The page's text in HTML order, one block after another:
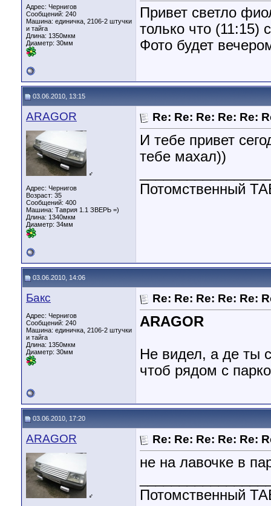
Адрес: Чернигов
Сообщений: 240
Машина: единичка, 2106-2 штучки
и тайга
Длина: 1350мкм
Диаметр: 30мм
Привет светло
только что
Фото будет
03.06.2010, 13:15
ARAGOR
♂
Адрес: Чернигов
Возраст: 35
Сообщений: 400
Машина: Таврия 1.1 ЗВЕРЬ =)
Длина: 1340мкм
Диаметр: 34мм
Re: Re: Re: Re: Re:
И тебе привет
тебе махал))
Потомственный
03.06.2010, 14:06
Бакс
Адрес: Чернигов
Сообщений: 240
Машина: единичка, 2106-2 штучки
и тайга
Длина: 1350мкм
Диаметр: 30мм
Re: Re: Re: Re: Re:
ARAGOR
Не видел, а де ты
чтоб рядом с
03.06.2010, 17:20
ARAGOR
♂
Re: Re: Re: Re: Re:
не на лавочке в
Потомственный